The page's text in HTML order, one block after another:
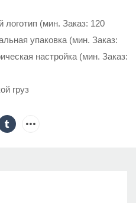
(мин. Заказ: 120
упаковка (мин. Заказ:
настройка (мин. Заказ:
груз